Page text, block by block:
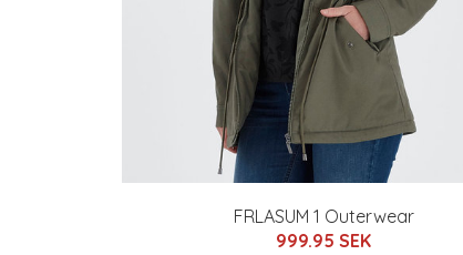
FRLASUM 1 Outerwear
999.95 SEK